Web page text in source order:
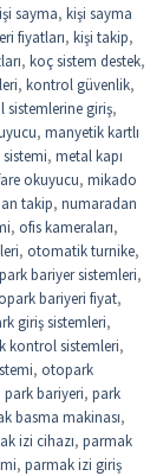
sayma, kişi sayma
fiyatları, kişi takip,
, koç sistem destek,
, kontrol güvenlik,
sistemlerine giriş,
, manyetik kartlı
, metal kapı
okuyucu, mikado
takip, numaradan
, ofis kameraları,
, otomatik turnike,
bariyer sistemleri,
bariyeri fiyat,
giriş sistemleri,
kontrol sistemleri,
, otopark
park bariyeri, park
basma makinası,
izi cihazı, parmak
, parmak izi giriş